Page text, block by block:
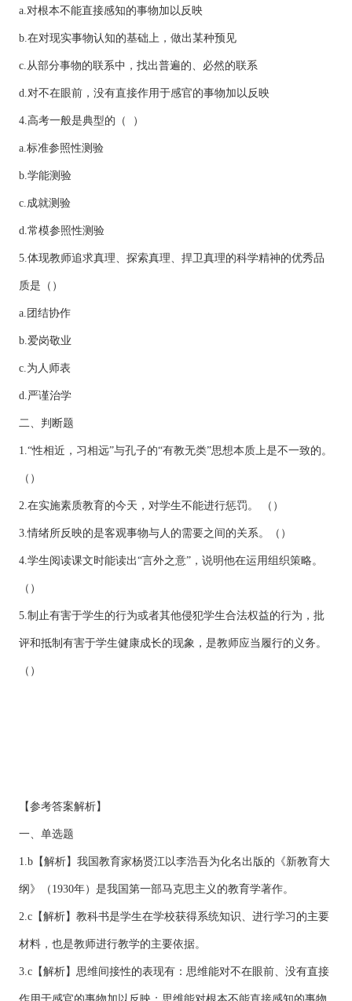
a.对根本不能直接感知的事物加以反映
b.在对现实事物认知的基础上，做出某种预见
c.从部分事物的联系中，找出普遍的、必然的联系
d.对不在眼前，没有直接作用于感官的事物加以反映
4.高考一般是典型的（ ）
a.标准参照性测验
b.学能测验
c.成就测验
d.常模参照性测验
5.体现教师追求真理、探索真理、捍卫真理的科学精神的优秀品
质是（）
a.团结协作
b.爱岗敬业
c.为人师表
d.严谨治学
二、判断题
1.“性相近，习相远”与孔子的“有教无类”思想本质上是不一致的。
（）
2.在实施素质教育的今天，对学生不能进行惩罚。 （）
3.情绪所反映的是客观事物与人的需要之间的关系。（）
4.学生阅读课文时能读出“言外之意”，说明他在运用组织策略。
（）
5.制止有害于学生的行为或者其他侵犯学生合法权益的行为，批
评和抵制有害于学生健康成长的现象，是教师应当履行的义务。
（）
【参考答案解析】
一、单选题
1.b【解析】我国教育家杨贤江以李浩吾为化名出版的《新教育大
纲》（1930年）是我国第一部马克思主义的教育学著作。
2.c【解析】教科书是学生在学校获得系统知识、进行学习的主要
材料，也是教师进行教学的主要依据。
3.c【解析】思维间接性的表现有：思维能对不在眼前、没有直接